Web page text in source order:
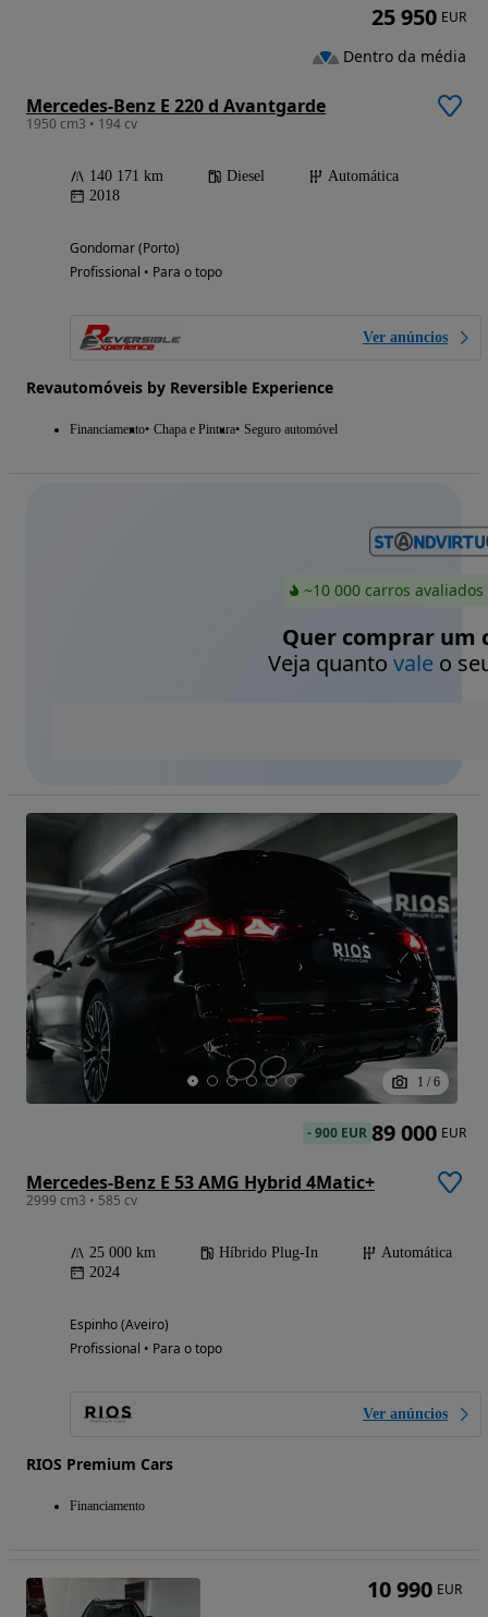
Mercedes-Benz E 220 d Avantgarde
1950 cm3 • 194 cv
140 171 km Diesel
Automática
2018
Gondomar (Porto)
Profissional • Para o topo
Ver anúncios
Revautomóveis by Reversible Experience
Financiamento Chapa e Pintura Seguro automóvel
25 950 EUR
Dentro da média
~10 000 carros
Quer comprar um
Veja quanto valeo
1 / 6
Mercedes-Benz E 53 AMG Hybrid 4Matic+
2999 cm3 • 585 cv
25 000 km Híbrido Plug-In
Automática
2024
Espinho (Aveiro)
Profissional • Para o topo
Ver anúncios
RIOS Premium Cars
Financiamento
-900 EUR 89 000 EUR
10 990 EUR